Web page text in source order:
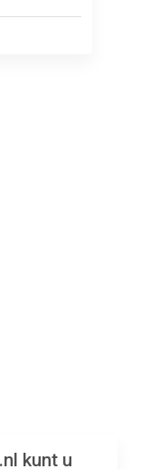
kunt u